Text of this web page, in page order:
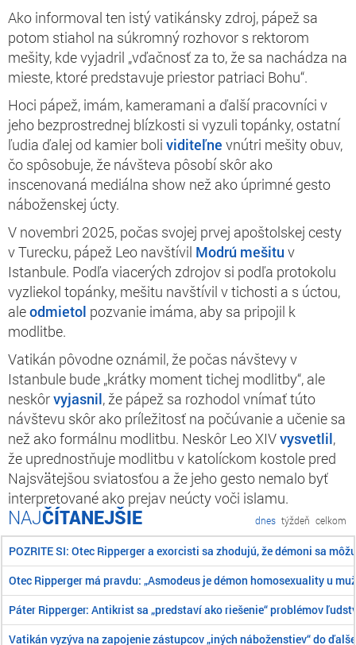
Ako informoval ten istý vatikánsky zdroj, pápež sa
potom stiahol na súkromný rozhovor s rektorom
mešity, kde vyjadril „vďačnosť za to, že sa nachádza na
mieste, ktoré predstavuje priestor patriaci Bohu“.
Hoci pápež, imám, kameramani a ďalší pracovníci v
jeho bezprostrednej blízkosti si vyzuli topánky, ostatní
ľudia ďalej od kamier boli viditeľne vnútri mešity obuv,
čo spôsobuje, že návšteva pôsobí skôr ako
inscenovaná mediálna show než ako úprimné gesto
náboženskej úcty.
V novembri 2025, počas svojej prvej apoštolskej cesty
v Turecku, pápež Leo navštívil Modrú mešitu v
Istanbule. Podľa viacerých zdrojov si podľa protokolu
vyzliekol topánky, mešitu navštívil v tichosti a s úctou,
aleodmietol pozvanie imáma, aby sa pripojil k
modlitbe.
Vatikán pôvodne oznámil, že počas návštevy v
Istanbule bude „krátky moment tichej modlitby“, ale
neskôrvyjasnil, že pápež sa rozhodol vnímať túto
návštevu skôr ako príležitosť na počúvanie a učenie sa
než ako formálnu modlitbu. Neskôr Leo XIVvysvetlil,
že uprednostňuje modlitbu v katolíckom kostole pred
Najsvätejšou sviatosťou a že jeho gesto nemalo byť
interpretované ako prejav neúcty voči islamu.
ČÍTANEJŠIE dnes týždeň celkom
POZRITE SI: Otec Ripperger a exorcisti sa zhodujú, že démoni sa
Otec Ripperger má pravdu: „Asmodeus je démon homosexuality u
Páter Ripperger: Antikrist sa „predstaví ako riešenie“ problémov
Vatikán vyzýva na zapojenie zástupcov „iných náboženstiev“ do